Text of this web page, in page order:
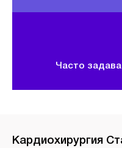
Часто
Кардиохирургия